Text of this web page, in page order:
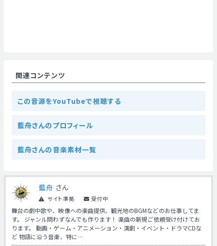
関連コンテンツ
この音源をYouTubeで視聴する
藍舟さんのプロフィール
藍舟さんの音楽素材一覧
藍舟 さん
サイト準拠 受付中
舞台の劇中歌や、映像への楽曲提供、観光地のBGMなどのお仕事してま
す。 ジャンル問わずなんでも作ります！ 楽曲の新規ご依頼受け付けてお
ります。 動画・ゲーム・アニメーション・演劇・イベント・ドラマCDな
ど 物語に沿う音楽、特に…